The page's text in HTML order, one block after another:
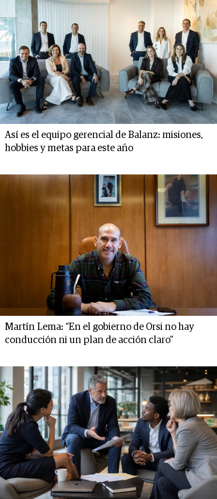
Así es el equipo gerencial de Balanz: misiones,
hobbies y metas para este año
Martín Lema: “En el gobierno de Orsi no hay
conducción ni un plan de acción claro”